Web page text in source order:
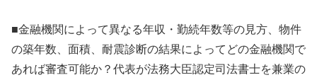
■金融機関によって異なる年収・勤続年数等の見方、物件
の築年数、面積、耐震診断の結果によってどの金融機関で
あれば審査可能か？代表が法務大臣認定司法書士を兼業の